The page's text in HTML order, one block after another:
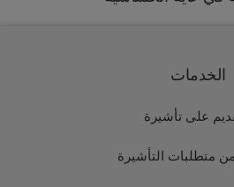
الخدمات
على تأشيرة
متطلبات التأشيرة